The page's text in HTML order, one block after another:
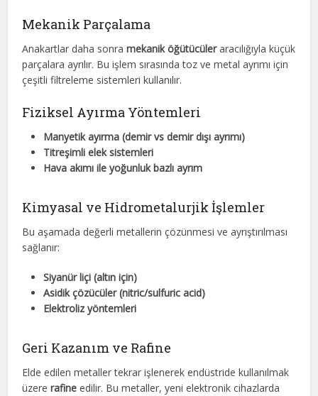
Mekanik Parçalama
Anakartlar daha sonramekanik öğütücüleraracılığıyla küçük
parçalara ayrılır. Bu işlem sırasında toz ve metal ayrımı için
çeşitli filtreleme sistemleri kullanılır.
Fiziksel Ayırma Yöntemleri
Manyetik ayırma (demir vs demir dışı ayrımı)
Titreşimli elek sistemleri
Hava akımı ile yoğunluk bazlı ayrım
Kimyasal ve Hidrometalurjik İşlemler
Bu aşamada değerli metallerin çözünmesi ve ayrıştırılması
sağlanır:
Siyanür liçi (altın için)
Asidik çözücüler (nitric/sulfuric acid)
Elektroliz yöntemleri
Geri Kazanım ve Rafine
Elde edilen metaller tekrar işlenerek endüstride kullanılmak
üzererafine edilir. Bu metaller, yeni elektronik cihazlarda